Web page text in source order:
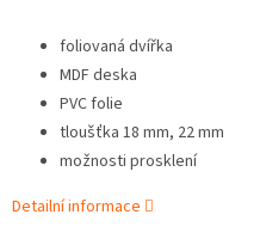
foliovaná dvířka
MDF deska
PVC folie
tloušťka 18 mm, 22 mm
možnosti prosklení
Detailní informace